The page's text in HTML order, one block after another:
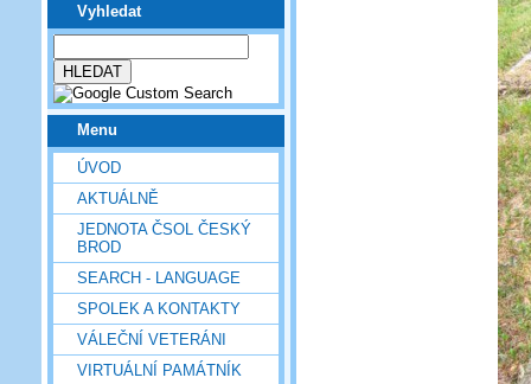
Vyhledat
Menu
ÚVOD
AKTUÁLNĚ
JEDNOTA ČSOL ČESKÝ
BROD
SEARCH - LANGUAGE
SPOLEK A KONTAKTY
VÁLEČNÍ VETERÁNI
VIRTUÁLNÍ PAMÁTNÍK